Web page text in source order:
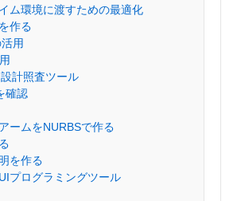
ム環境に渡すための最適化
作る
用
計照査ツール
確認
ームをNURBSで作る
を作る
プログラミングツール